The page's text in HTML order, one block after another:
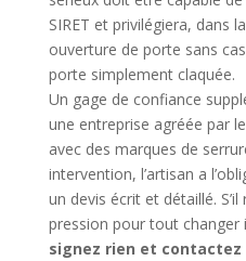
SIRET et privilégiera, dans
ouverture de porte sans
porte simplement claquée.
Un gage de confiance
une entreprise agréée par
avec des marques de
intervention, l’artisan a
un devis écrit et détaillé.
pression pour tout changer
signez rien et